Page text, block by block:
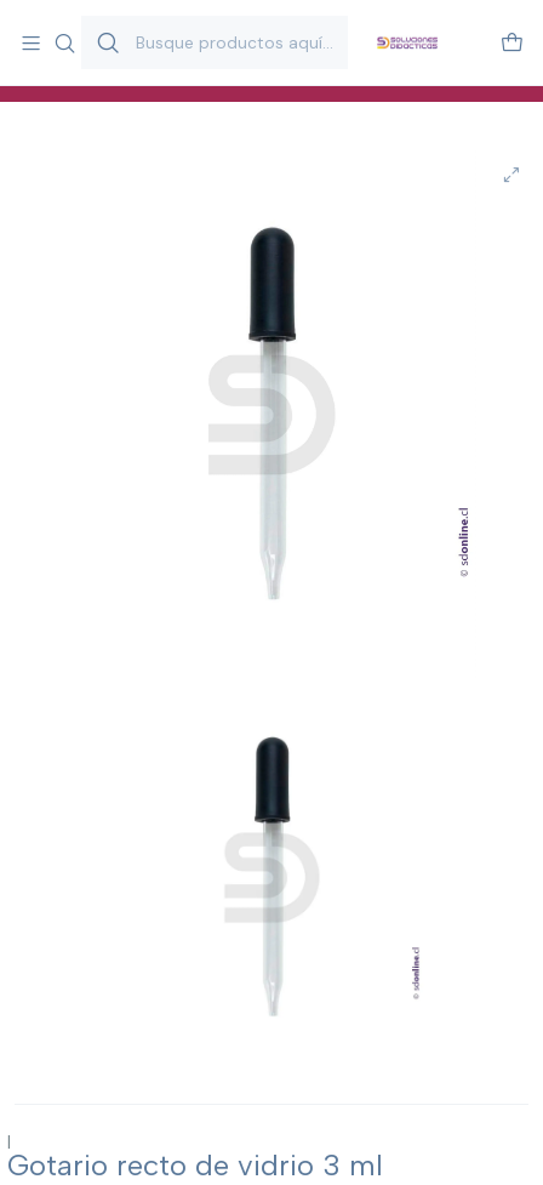
y estimulación infantil en Chile.
Especialistas en recursos educativos para aulas, terapeutas y
|
Gotario recto de vidrio 3 ml